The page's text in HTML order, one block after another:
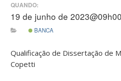
QUANDO:
19 de junho de
BANCA
Qualificação de Dissertação de
Copetti